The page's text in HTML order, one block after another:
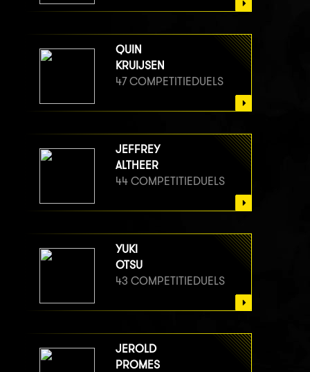
QUIN
KRUIJSEN
47 COMPETITIEDUELS
JEFFREY
ALTHEER
44 COMPETITIEDUELS
YUKI
OTSU
43 COMPETITIEDUELS
JEROLD
PROMES